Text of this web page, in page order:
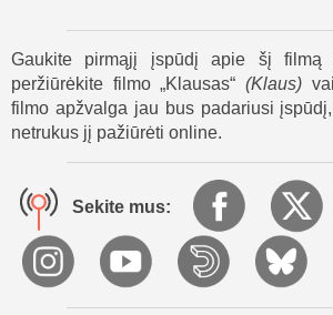
traukia elniai, vaikai kabina kojines
tautos nariai – vietiniai padėjėjai –
pamažu gimsta Kalėdų Senelio mitas.
Filmos „Klausas” pabaigoje Klausas
gerumą, bendrystę ir tai, kaip vienas
viską. „Klausas” atskleidžia, kad
nuoširdumo ir noro dalintis.
Gaukite pirmąjį įspūdį apie šį filmą
peržiūrėkite filmo „Klausas“ (Klaus)
filmo apžvalga jau bus padariusi
netrukus jį pažiūrėti online.
Sekite mus: